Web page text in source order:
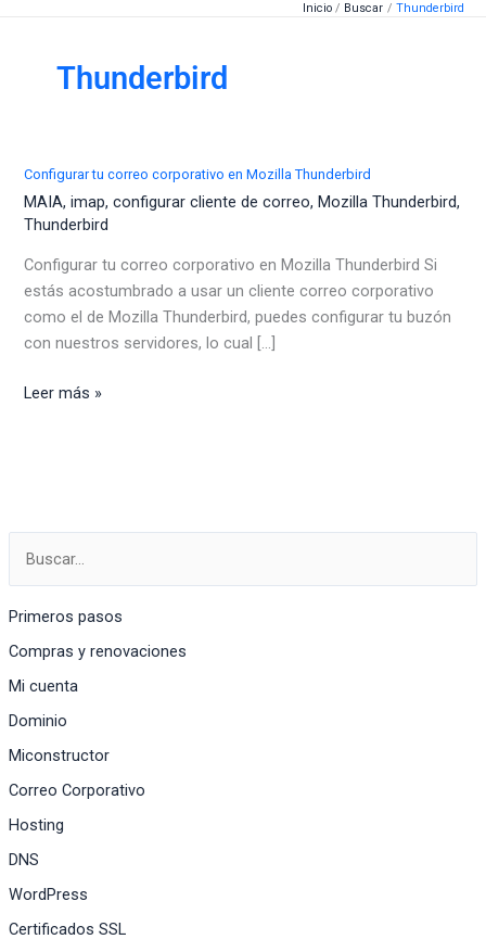
contenido
Inicio Buscar Thunderbird
Primeros pasos
Compras y renovaciones
Mi cuenta
Dominio
Miconstructor
Correo Corporativo
Hosting
DNS
WordPress
Certificados SSL
Thunderbird
Configurar tu correo corporativo en Mozilla Thunderbird
MAIA,imap,configurar cliente de correo,Mozilla Thunderbird,
Thunderbird
Configurar tu correo corporativo en Mozilla Thunderbird Si
estás acostumbrado a usar un cliente correo corporativo
como el de Mozilla Thunderbird, puedes configurar tu buzón
con nuestros servidores, lo cual [...]
Configurar
Thunderbird
Leer más »